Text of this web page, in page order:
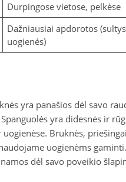
Durpingose vietose, pelkėse
Dažniausiai apdorotos
uogienės)
yra panašios dėl savo
yra didesnės ir
Bruknės,
uogienėms
dėl savo poveikio